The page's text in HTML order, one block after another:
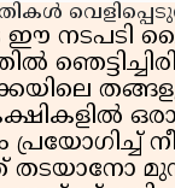
ഈ നടപടി
തടയാനോ